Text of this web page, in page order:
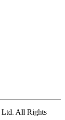
Ltd. All Rights